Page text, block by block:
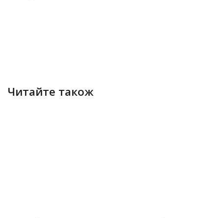
Читайте також